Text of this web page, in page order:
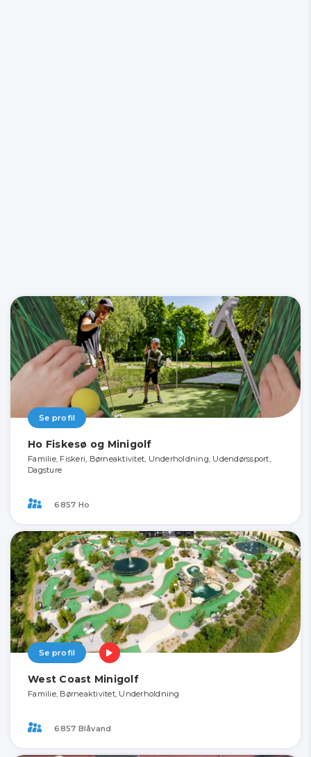
Se profil
Ho Fiskesø og Minigolf
Familie, Fiskeri, Børneaktivitet, Underholdning, Udendørssport,
Dagsture
6857 Ho
Se profil
West Coast Minigolf
Familie, Børneaktivitet, Underholdning
6857 Blåvand